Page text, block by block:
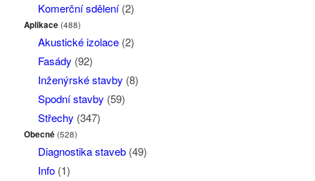
Komerční sdělení(2)
Aplikace (488)
Akustické izolace(2)
Fasády (92)
Inženýrské stavby (8)
Spodní stavby (59)
Střechy (347)
Obecné (528)
Diagnostika staveb(49)
Info(1)